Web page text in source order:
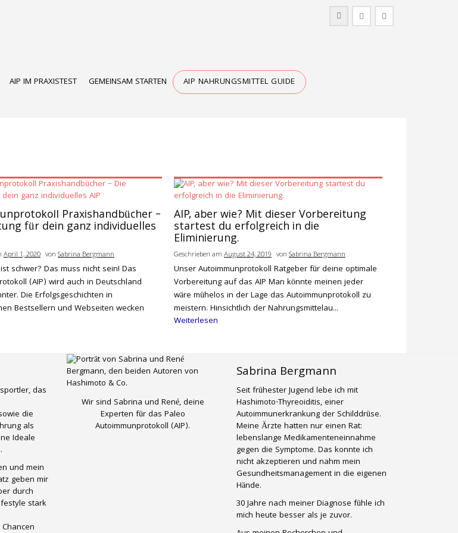
AIP IM PRAXISTEST GEMEINSAM STARTEN AIP NAHRUNGSMITTEL GUIDE
Praxishandbücher –
für dein ganz individuelles
April 1, 2020 von Sabrina Bergmann
schwer? Das muss nicht sein! Das
(AIP) wird auch in Deutschland
Die Erfolgsgeschichten in
Bestsellern und Webseiten wecken
AIP, aber wie? Mit dieser Vorbereitung
startest du erfolgreich in die
Eliminierung.
Geschrieben am August 24, 2019 von Sabrina Bergmann
Unser Autoimmunprotokoll Ratgeber für deine optimale
Vorbereitung auf das AIP Man könnte meinen jeder
wäre mühelos in der Lage das Autoimmunprotokoll zu
meistern. Hinsichtlich der Nahrungsmittelau...
Weiterlesen
das
die
als
Ideale
und mein
geben mir
durch
stark
Wir sind Sabrina und René, deine
Experten für das Paleo
Autoimmunprotokoll (AIP).
Sabrina Bergmann
Seit frühester Jugend lebe ich mit
Hashimoto-Thyreoiditis, einer
Autoimmunerkrankung der Schilddrüse.
Meine Ärzte hatten nur einen Rat:
lebenslange Medikamenteneinnahme
gegen die Symptome. Das konnte ich
nicht akzeptieren und nahm mein
Gesundheitsmanagement in die eigenen
Hände.
30 Jahre nach meiner Diagnose fühle ich
mich heute besser als je zuvor.